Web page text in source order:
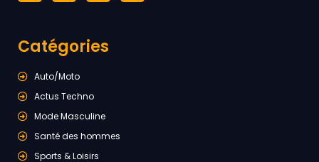
Catégories
Auto/Moto
Actus Techno
Mode Masculine
Santé des hommes
Sports & Loisirs